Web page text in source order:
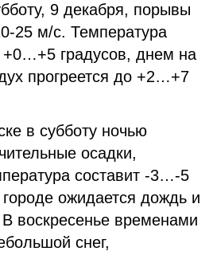
9 декабря, порывы
25 м/с. Температура
+0…+5 градусов, днем на
прогреется до +2…+7
в субботу ночью
осадки,
составит -3…-5
ожидается дождь и
воскресенье временами
снег,